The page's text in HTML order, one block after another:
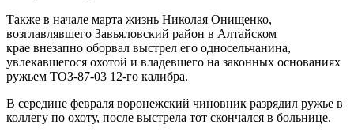
Также в начале марта жизнь Николая Онищенко,
возглавлявшего Завьяловский район в Алтайском
крае внезапно оборвал выстрел его односельчанина,
увлекавшегося охотой и владевшего на законных основаниях
ружьем ТОЗ-87-03 12-го калибра.
В середине февраля воронежский чиновник разрядил ружье в
коллегу по охоту, после выстрела тот скончался в больнице.